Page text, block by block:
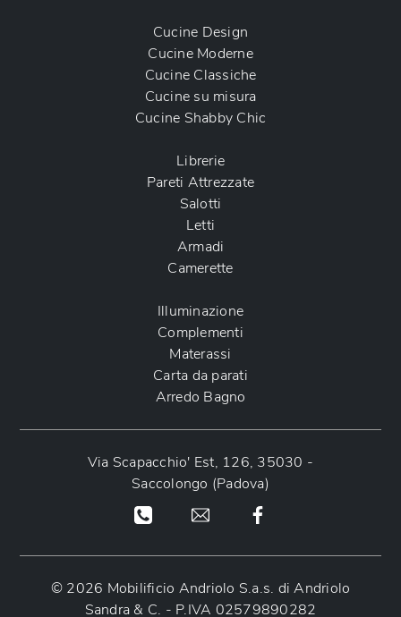
Cucine Design
Cucine Moderne
Cucine Classiche
Cucine su misura
Cucine Shabby Chic
Librerie
Pareti Attrezzate
Salotti
Letti
Armadi
Camerette
Illuminazione
Complementi
Materassi
Carta da parati
Arredo Bagno
Via Scapacchio' Est, 126, 35030 -
Saccolongo (Padova)
© 2026 Mobilificio Andriolo S.a.s. di Andriolo
Sandra & C. - P.IVA 02579890282